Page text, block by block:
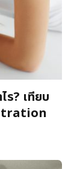
ร? เทียบ